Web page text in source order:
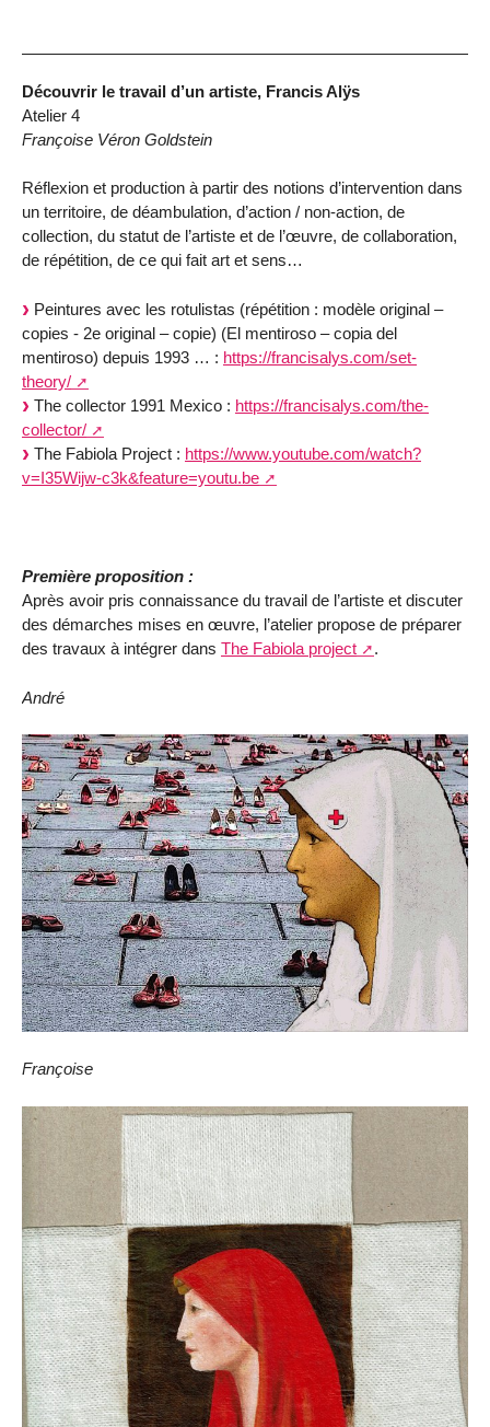
Découvrir le travail d’un artiste, Francis Alÿs
Atelier 4
Françoise Véron Goldstein
Réflexion et production à partir des notions d’intervention dans
un territoire, de déambulation, d’action / non-action, de
collection, du statut de l’artiste et de l’œuvre, de collaboration,
de répétition, de ce qui fait art et sens…
Peintures avec les rotulistas (répétition : modèle original –
copies - 2e original – copie) (El mentiroso – copia del
mentiroso) depuis 1993 … : https://francisalys.com/set-
theory/
The collector 1991 Mexico : https://francisalys.com/the-
collector/
The Fabiola Project : https://www.youtube.com/watch?
v=I35Wijw-c3k&feature=youtu.be
Première proposition :
Après avoir pris connaissance du travail de l’artiste et discuter
des démarches mises en œuvre, l’atelier propose de préparer
des travaux à intégrer dans The Fabiola project .
André
Françoise